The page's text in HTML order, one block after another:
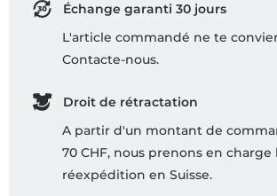
Échange garanti 30 jours
L'article commandé ne te
Contacte-nous.
Droit de rétractation
A partir d'un montant de
70 CHF, nous prenons en charge
réexpédition en Suisse.